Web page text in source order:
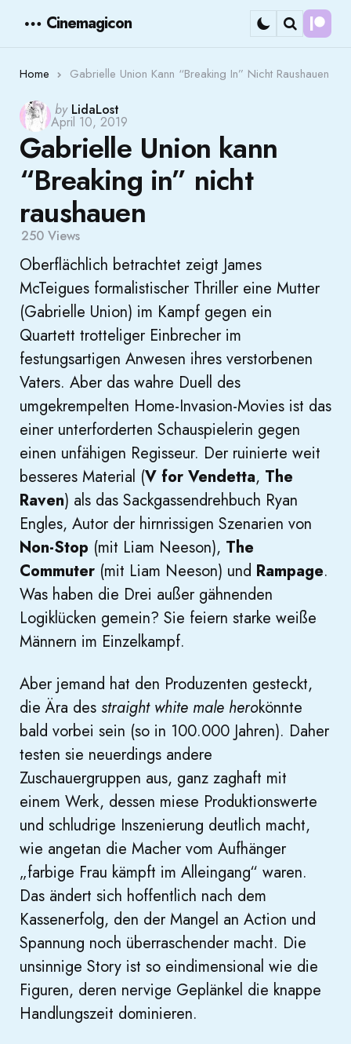
Cinemagicon
Search
Home Gabrielle Union Kann “Breaking In” Nicht Raushauen
Posted
by
by LidaLost
April 10, 2019
Gabrielle Union kann
“Breaking in” nicht
raushauen
250 Views
Oberflächlich betrachtet zeigt James
McTeigues formalistischer Thriller eine Mutter
(Gabrielle Union) im Kampf gegen ein
Quartett trotteliger Einbrecher im
festungsartigen Anwesen ihres verstorbenen
Vaters. Aber das wahre Duell des
umgekrempelten Home-Invasion-Movies ist das
einer unterforderten Schauspielerin gegen
einen unfähigen Regisseur. Der ruinierte weit
besseres Material (V for Vendetta, The
Raven) als das Sackgassendrehbuch Ryan
Engles, Autor der hirnrissigen Szenarien von
Non-Stop (mit Liam Neeson), The
Commuter (mit Liam Neeson) und Rampage.
Was haben die Drei außer gähnenden
Logiklücken gemein? Sie feiern starke weiße
Männern im Einzelkampf.
Aber jemand hat den Produzenten gesteckt,
die Ära des straight white male herokönnte
bald vorbei sein (so in 100.000 Jahren). Daher
testen sie neuerdings andere
Zuschauergruppen aus, ganz zaghaft mit
einem Werk, dessen miese Produktionswerte
und schludrige Inszenierung deutlich macht,
wie angetan die Macher vom Aufhänger
„farbige Frau kämpft im Alleingang“ waren.
Das ändert sich hoffentlich nach dem
Kassenerfolg, den der Mangel an Action und
Spannung noch überraschender macht. Die
unsinnige Story ist so eindimensional wie die
Figuren, deren nervige Geplänkel die knappe
Handlungszeit dominieren.